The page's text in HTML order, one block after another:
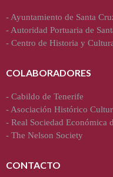
-Ayuntamiento de Santa
-Autoridad Portuaria de
- Centro de Historia y
COLABORADORES
- Cabildo de Tenerife
-Asociación Histórico
- Real Sociedad Económica
- The Nelson Society
CONTACTO